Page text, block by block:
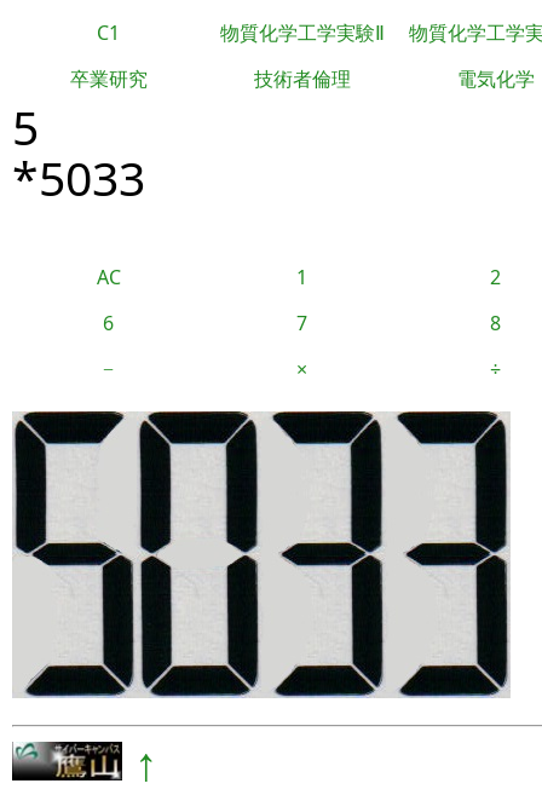
C1 物質化学工学実験Ⅱ
物質化学工学
卒業研究
技術者倫理 電気化学
5
*5033
AC 1
2
6
7
8
−
× ÷
↑